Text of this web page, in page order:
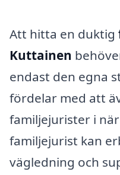
Att hitta en duktig
Kuttainen
endast den egna
fördelar med att
familjejurister i
familjejurist kan
vägledning och